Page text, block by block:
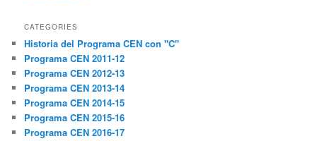
CATEGORIES
Historia del Programa CEN con "C"
Programa CEN 2011-12
Programa CEN 2012-13
Programa CEN 2013-14
Programa CEN 2014-15
Programa CEN 2015-16
Programa CEN 2016-17